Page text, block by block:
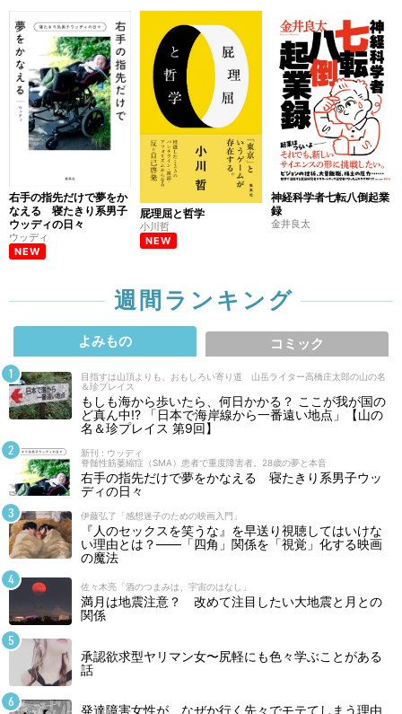
右手の指先だけで夢をか
なえる 寝たきり系男子
ウッディの日々
ウッディ
NEW
屁理屈と哲学
小川哲
NEW
神経科学者七転八倒起業
録
金井良太
週間ランキング
よみもの コミック
目指すは山頂よりも、おもしろい寄り道 山岳ライター高橋庄太郎の山の名
＆珍プレイス
もしも海から歩いたら、何日かかる？ ここが我が国の
ど真ん中!? 「日本で海岸線から一番遠い地点」【山の
名＆珍プレイス 第9回】
新刊 : ウッディ
脊髄性筋萎縮症（SMA）患者で重度障害者。28歳の夢と本音
右手の指先だけで夢をかなえる 寝たきり系男子ウッ
ディの日々
伊藤弘了「感想迷子のための映画入門」
『人のセックスを笑うな』を早送り視聴してはいけな
い理由とは？――「四角」関係を「視覚」化する映画
の魔法
佐々木亮「酒のつまみは、宇宙のはなし」
満月は地震注意？ 改めて注目したい大地震と月との
関係
承認欲求型ヤリマン女〜尻軽にも色々学ぶことがある
話
発達障害女性が、なぜか行く先々でモテてしまう理由